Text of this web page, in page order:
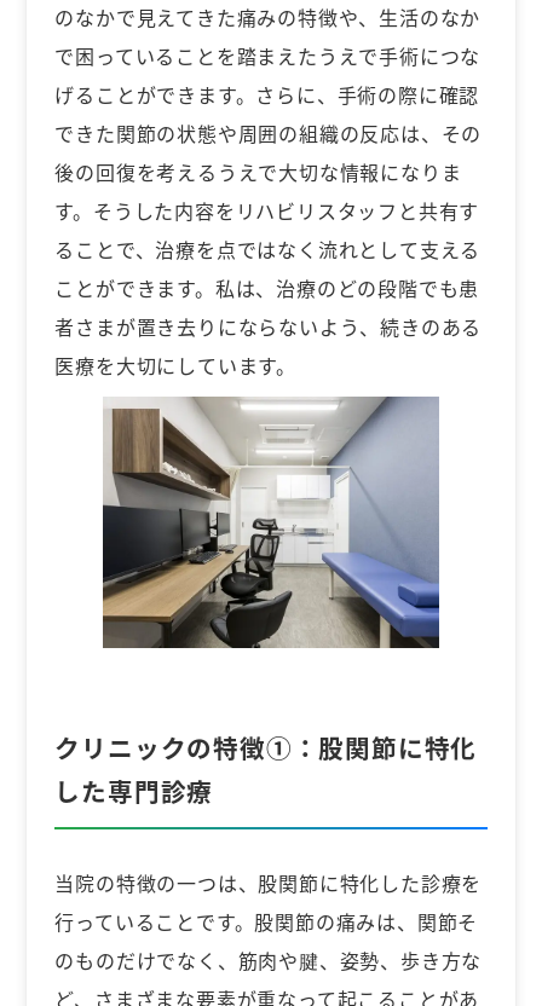
のなかで見えてきた痛みの特徴や、生活のなか
で困っていることを踏まえたうえで手術につな
げることができます。さらに、手術の際に確認
できた関節の状態や周囲の組織の反応は、その
後の回復を考えるうえで大切な情報になりま
す。そうした内容をリハビリスタッフと共有す
ることで、治療を点ではなく流れとして支える
ことができます。私は、治療のどの段階でも患
者さまが置き去りにならないよう、続きのある
医療を大切にしています。
クリニックの特徴①：股関節に特化
した専門診療
当院の特徴の一つは、股関節に特化した診療を
行っていることです。股関節の痛みは、関節そ
のものだけでなく、筋肉や腱、姿勢、歩き方な
ど、さまざまな要素が重なって起こることがあ